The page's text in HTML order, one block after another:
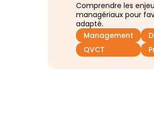
Comprendre les
managériaux pour
adapté.
Management
QVCT